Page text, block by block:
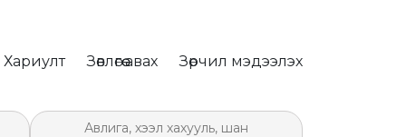
Хариулт Зөвлөгөө авах Зөрчил мэдээлэх
Авлига, хээл хахууль, шан